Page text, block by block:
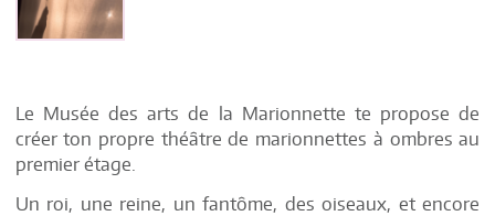
Le Musée des arts de la Marionnette te propose de
créer ton propre théâtre de marionnettes à ombres au
premier étage.
Un roi, une reine, un fantôme, des oiseaux, et encore